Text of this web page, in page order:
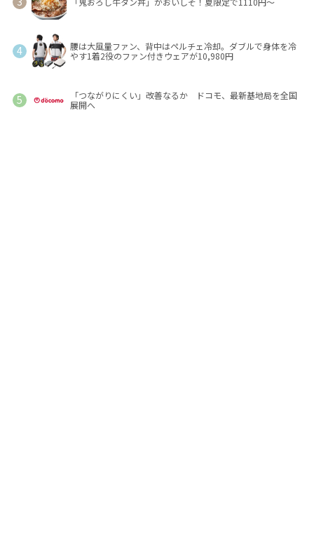
腰は大風量ファン、背中はペルチェ冷却。ダブルで身体を冷
やす1着2役のファン付きウェアが10,980円
「つながりにくい」改善なるか ドコモ、最新基地局を全国
展開へ